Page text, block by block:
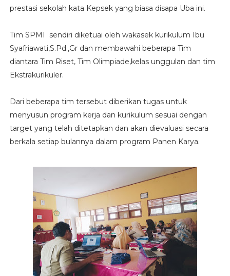
prestasi sekolah kata Kepsek yang biasa disapa Uba ini.
Tim SPMI sendiri diketuai oleh wakasek kurikulum Ibu
Syafriawati,S.Pd.,Gr dan membawahi beberapa Tim
diantara Tim Riset, Tim Olimpiade,kelas unggulan dan tim
Ekstrakurikuler.
Dari beberapa tim tersebut diberikan tugas untuk
menyusun program kerja dan kurikulum sesuai dengan
target yang telah ditetapkan dan akan dievaluasi secara
berkala setiap bulannya dalam program Panen Karya.